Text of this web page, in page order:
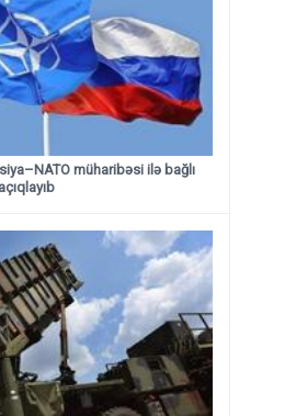
müharibəsi ilə bağlı